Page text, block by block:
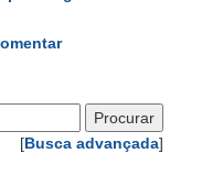
[Busca advançada]